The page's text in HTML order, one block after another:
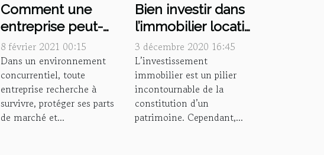
Comment une
entreprise peut-
elle construire son
avantage
concurrentiel ?
8 février 2021 00:15
Dans un environnement
concurrentiel, toute
entreprise recherche à
survivre, protéger ses parts
de marché et...
Bien investir dans
l’immobilier locatif
dans le Var : nos
astuces !
3 décembre 2020 16:45
L’investissement
immobilier est un pilier
incontournable de la
constitution d’un
patrimoine. Cependant,...